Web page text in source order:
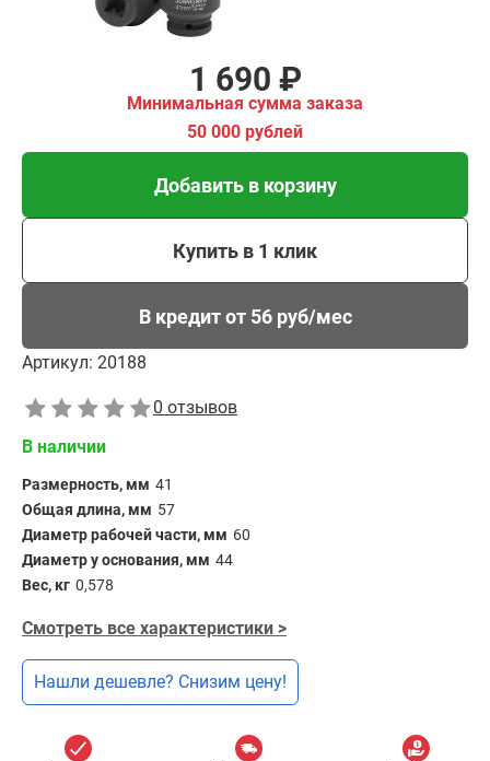
1 690 ₽
Минимальная сумма заказа
50 000 рублей
Добавить в корзину
Купить в 1 клик
В кредит от 56 руб/мес
Артикул: 20188
0 отзывов
В наличии
Размерность, мм 41
Общая длина, мм 57
Диаметр рабочей части, мм 60
Диаметр у основания, мм 44
Вес, кг 0,578
Смотреть все характеристики >
Нашли дешевле? Снизим цену!
В кредит от 56 руб/мес